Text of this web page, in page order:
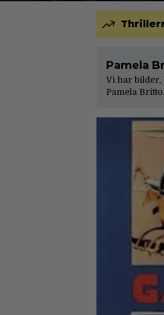
Pamela
Vi har bilder,
Pamela